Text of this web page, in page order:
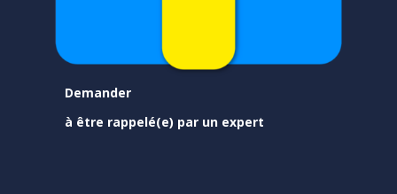
Demander
à être rappelé(e) par un expert